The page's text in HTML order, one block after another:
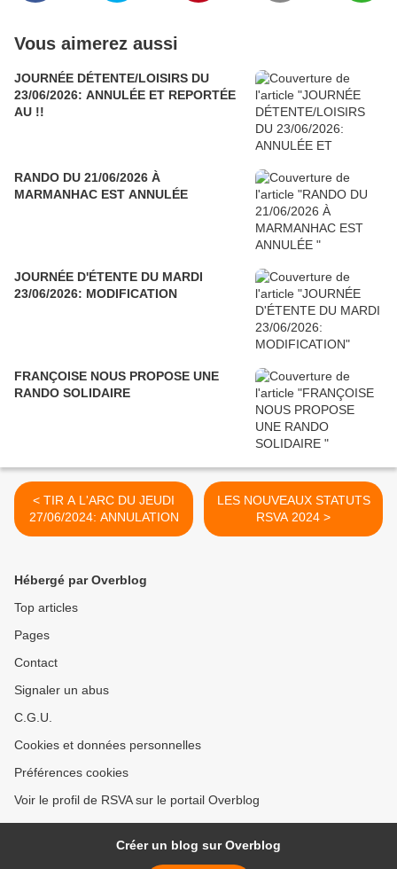
Vous aimerez aussi
JOURNÉE DÉTENTE/LOISIRS DU
23/06/2026: ANNULÉE ET REPORTÉE
AU !!
RANDO DU 21/06/2026 À
MARMANHAC EST ANNULÉE
JOURNÉE D'ÉTENTE DU MARDI
23/06/2026: MODIFICATION
FRANÇOISE NOUS PROPOSE UNE
RANDO SOLIDAIRE
< TIR A L'ARC DU JEUDI
27/06/2024: ANNULATION
LES NOUVEAUX STATUTS
RSVA 2024 >
Hébergé par Overblog
Top articles
Pages
Contact
Signaler un abus
C.G.U.
Cookies et données personnelles
Préférences cookies
Voir le profil de RSVA sur le portail Overblog
Créer un blog sur Overblog